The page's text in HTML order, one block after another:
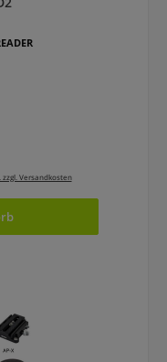
zzgl. Versandkosten